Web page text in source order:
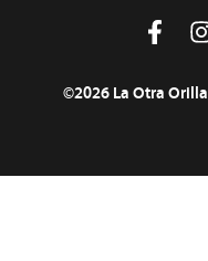
©2026 La Otra Orilla